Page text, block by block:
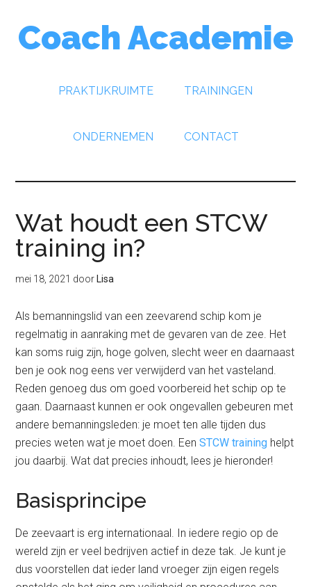
Coach Academie
PRAKTIJKRUIMTE TRAININGEN
ONDERNEMEN CONTACT
Wat houdt een STCW
training in?
mei 18, 2021 door Lisa
Als bemanningslid van een zeevarend schip kom je
regelmatig in aanraking met de gevaren van de zee. Het
kan soms ruig zijn, hoge golven, slecht weer en daarnaast
ben je ook nog eens ver verwijderd van het vasteland.
Reden genoeg dus om goed voorbereid het schip op te
gaan. Daarnaast kunnen er ook ongevallen gebeuren met
andere bemanningsleden: je moet ten alle tijden dus
precies weten wat je moet doen. EenSTCW training helpt
jou daarbij. Wat dat precies inhoudt, lees je hieronder!
Basisprincipe
De zeevaart is erg internationaal. In iedere regio op de
wereld zijn er veel bedrijven actief in deze tak. Je kunt je
dus voorstellen dat ieder land vroeger zijn eigen regels